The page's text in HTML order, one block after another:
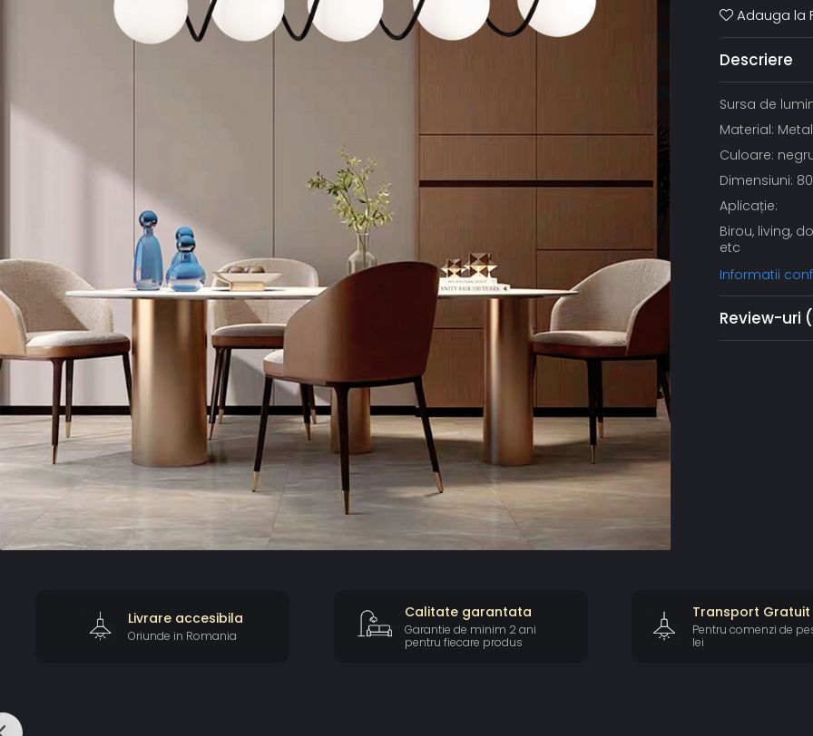
Adauga la
Descriere
Sursa de
Material:
Culoare:
Dimensiuni:
Aplicație:
Birou, living,
etc
Informatii
Review-uri
Livrare accesibila
Oriunde in Romania
Calitate garantata
Garantie de minim 2 ani
pentru fiecare produs
Transport Gratuit
Pentru comenzi de
lei